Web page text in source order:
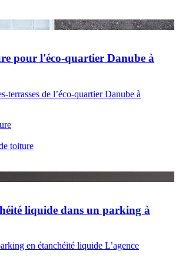
pour l'éco-quartier Danube à
terrasses de l’éco-quartier Danube à
toiture
liquide dans un parking à
en étanchéité liquide L’agence